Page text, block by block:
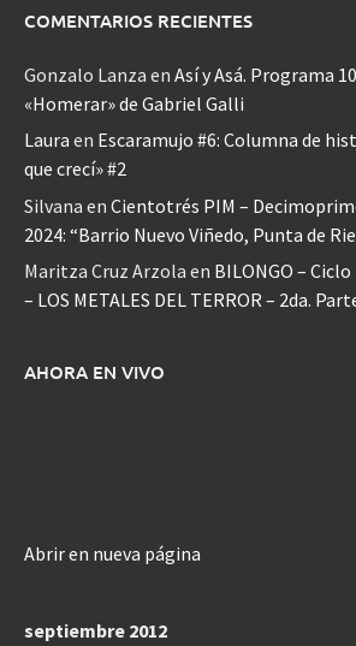
COMENTARIOS RECIENTES
Gonzalo Lanza en Así y Asá. Programa
«Homerar» de Gabriel Galli
Laura en Escaramujo #6: Columna de
que crecí» #2
Silvana en Cientotrés PIM –
2024: “Barrio Nuevo Viñedo, Punta de
Maritza Cruz Arzola en BILONGO –
– LOS METALES DEL TERROR – 2da.
AHORA EN VIVO
Abrir en nueva página
septiembre 2012